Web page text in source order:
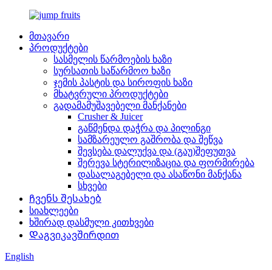
მთავარი
პროდუქტები
სასმელის წარმოების ხაზი
სურსათის საწარმოო ხაზი
ჯემის პასტის და სიროფის ხაზი
მხატვრული პროდუქტები
გადამამუშავებელი მანქანები
Crusher & Juicer
გაწმენდა დაჭრა და პილინგი
სამზარეულო გაშრობა და შეწვა
შევსება დალუქვა და (გაუ)შეფუთვა
შერევა სტერილიზაცია და ფორმირება
დასალაგებელი და ასაწონი მანქანა
სხვები
Ჩვენს შესახებ
სიახლეები
ხშირად დასმული კითხვები
Დაგვიკავშირდით
English